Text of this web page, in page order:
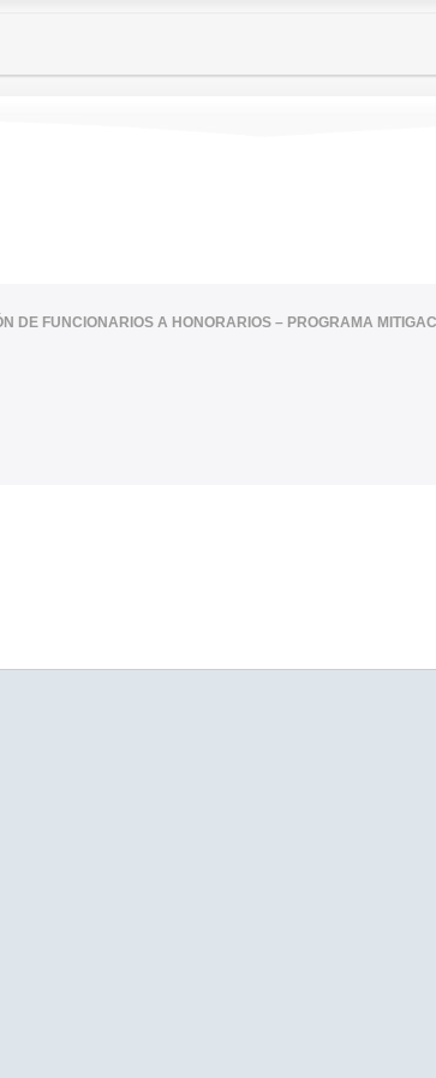
DE FUNCIONARIOS A HONORARIOS – PROGRAMA